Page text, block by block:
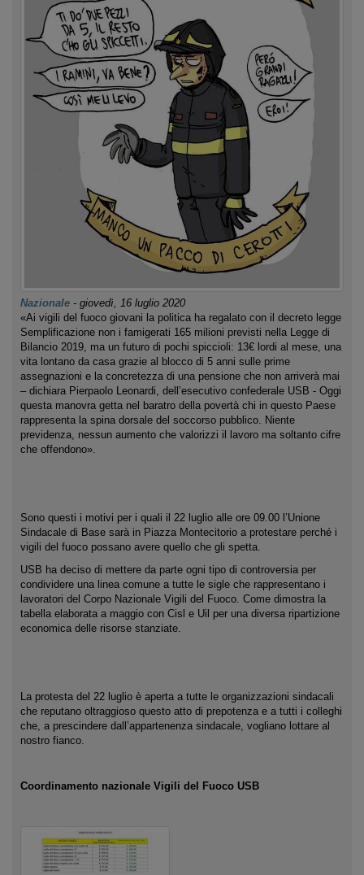
Nazionale - giovedì, 16 luglio 2020
«Ai vigili del fuoco giovani la politica ha regalato con il decreto legge
Semplificazione non i famigerati 165 milioni previsti nella Legge di
Bilancio 2019, ma un futuro di pochi spiccioli: 13€ lordi al mese, una
vita lontano da casa grazie al blocco di 5 anni sulle prime
assegnazioni e la concretezza di una pensione che non arriverà mai
– dichiara Pierpaolo Leonardi, dell’esecutivo confederale USB - Oggi
questa manovra getta nel baratro della povertà chi in questo Paese
rappresenta la spina dorsale del soccorso pubblico. Niente
previdenza, nessun aumento che valorizzi il lavoro ma soltanto cifre
che offendono».
Sono questi i motivi per i quali il 22 luglio alle ore 09.00 l’Unione
Sindacale di Base sarà in Piazza Montecitorio a protestare perché i
vigili del fuoco possano avere quello che gli spetta.
USB ha deciso di mettere da parte ogni tipo di controversia per
condividere una linea comune a tutte le sigle che rappresentano i
lavoratori del Corpo Nazionale Vigili del Fuoco. Come dimostra la
tabella elaborata a maggio con Cisl e Uil per una diversa ripartizione
economica delle risorse stanziate.
La protesta del 22 luglio è aperta a tutte le organizzazioni sindacali
che reputano oltraggioso questo atto di prepotenza e a tutti i colleghi
che, a prescindere dall’appartenenza sindacale, vogliano lottare al
nostro fianco.
Coordinamento nazionale Vigili del Fuoco USB